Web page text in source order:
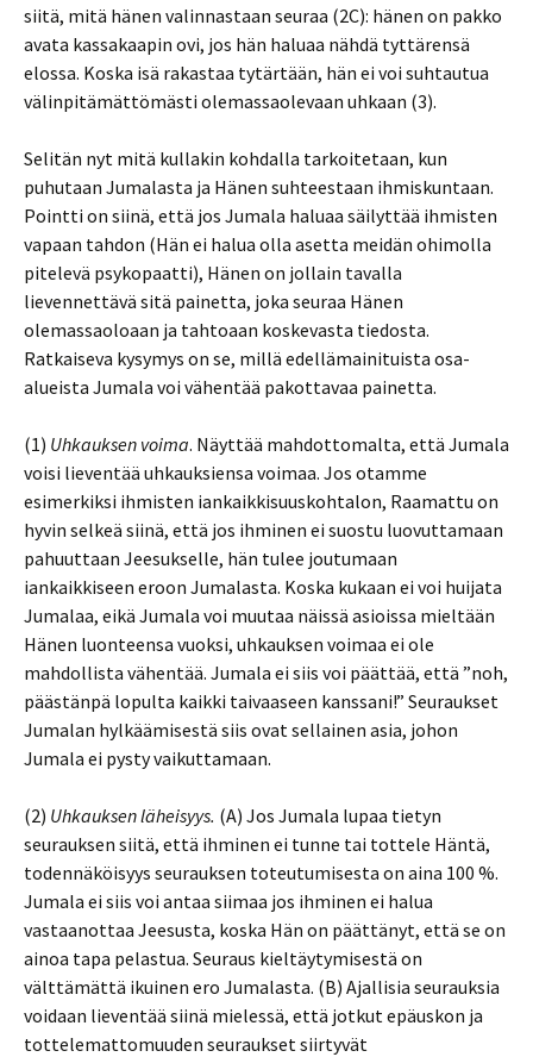
siitä, mitä hänen valinnastaan seuraa (2C): hänen on pakko
avata kassakaapin ovi, jos hän haluaa nähdä tyttärensä
elossa. Koska isä rakastaa tytärtään, hän ei voi suhtautua
välinpitämättömästi olemassaolevaan uhkaan (3).
Selitän nyt mitä kullakin kohdalla tarkoitetaan, kun
puhutaan Jumalasta ja Hänen suhteestaan ihmiskuntaan.
Pointti on siinä, että jos Jumala haluaa säilyttää ihmisten
vapaan tahdon (Hän ei halua olla asetta meidän ohimolla
pitelevä psykopaatti), Hänen on jollain tavalla
lievennettävä sitä painetta, joka seuraa Hänen
olemassaoloaan ja tahtoaan koskevasta tiedosta.
Ratkaiseva kysymys on se, millä edellämainituista osa-
alueista Jumala voi vähentää pakottavaa painetta.
(1) Uhkauksen voima. Näyttää mahdottomalta, että Jumala
voisi lieventää uhkauksiensa voimaa. Jos otamme
esimerkiksi ihmisten iankaikkisuuskohtalon, Raamattu on
hyvin selkeä siinä, että jos ihminen ei suostu luovuttamaan
pahuuttaan Jeesukselle, hän tulee joutumaan
iankaikkiseen eroon Jumalasta. Koska kukaan ei voi huijata
Jumalaa, eikä Jumala voi muutaa näissä asioissa mieltään
Hänen luonteensa vuoksi, uhkauksen voimaa ei ole
mahdollista vähentää. Jumala ei siis voi päättää, että ”noh,
päästänpä lopulta kaikki taivaaseen kanssani!” Seuraukset
Jumalan hylkäämisestä siis ovat sellainen asia, johon
Jumala ei pysty vaikuttamaan.
(2) Uhkauksen läheisyys. (A) Jos Jumala lupaa tietyn
seurauksen siitä, että ihminen ei tunne tai tottele Häntä,
todennäköisyys seurauksen toteutumisesta on aina 100 %.
Jumala ei siis voi antaa siimaa jos ihminen ei halua
vastaanottaa Jeesusta, koska Hän on päättänyt, että se on
ainoa tapa pelastua. Seuraus kieltäytymisestä on
välttämättä ikuinen ero Jumalasta. (B) Ajallisia seurauksia
voidaan lieventää siinä mielessä, että jotkut epäuskon ja
tottelemattomuuden seuraukset siirtyvät